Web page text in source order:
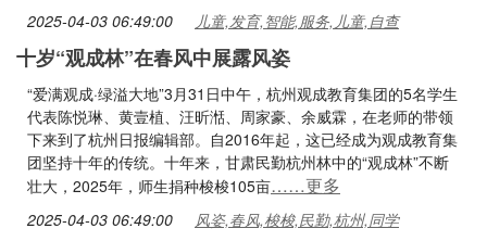
2025-04-03 06:49:00 儿童,发育,智能,服务,儿童,自查
十岁“观成林”在春风中展露风姿
“爱满观成·绿溢大地”3月31日中午，杭州观成教育集团的5名学生
代表陈悦琳、黄壹植、汪昕湉、周家豪、余威霖，在老师的带领
下来到了杭州日报编辑部。自2016年起，这已经成为观成教育集
团坚持十年的传统。十年来，甘肃民勤杭州林中的“观成林”不断
壮大，2025年，师生捐种梭梭105亩……更多
2025-04-03 06:49:00 风姿,春风,梭梭,民勤,杭州,同学